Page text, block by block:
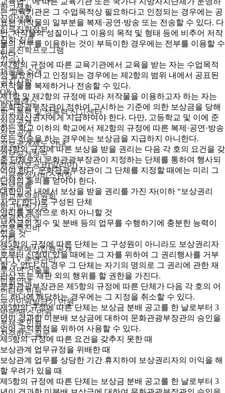
학교생활
신앙생활
진로진학정보
진학·진로
진로진학프로그램
기숙사
채움뜰 소개
공지사항
Q&A
wee클래스
학교폭력 및 성폭력 신고센터
정보공개
정보공개
정보공개제도 안내
정보공개청구
행정정보공표(알리미)
교육행정서비스현장
정보목록
학교운영위원회
학교발전기금
예결산정보
업무추진비
기타
운동부예산집행공개
CCTV 운영관리
무석면 건출물
민원안내
인터넷 민원
무인민원발급기 민원
방문/팩스 민원
우체국 민원
자주하는 질문
는 교육기관은 그 수업목적상 필요하다고 인정되는 경우에는 공
표된 저작물의 일부분을 복제·공연·방송 또는 전송할 수 있다. 다
만, 저작물의 성질이나 그 이용의 목적 및 형태 등에 비추어 저작
물의 전부를 이용하는 것이 부득이한 경우에는 전부를 이용할 수
있다.
제2항의 규정에 따른 교육기관에서 교육을 받는 자는 수업목적
상 필요하다고 인정되는 경우에는 제2항의 범위 내에서 공표된
저작물을 복제하거나 전송할 수 있다.
제1항 및 제2항의 규정에 따라 저작물을 이용하고자 하는 자는
문화관광부장관이 정하여 고시하는 기준에 의한 보상금을 당해
저작재산권자에게 지급하여야 한다. 다만, 고등학교 및 이에 준
하는 학교 이하의 학교에서 제2항의 규정에 따른 복제·공연·방송
또는 전송을 하는 경우에는 보상금을 지급하지 아니한다.
제4항의 규정에 따른 보상을 받을 권리는 다음 각 호의 요건을 갖
춘 단체로서 문화관광부장관이 지정하는 단체를 통하여 행사되
어야 한다. 문화관광부장관이 그 단체를 지정할 때에는 미리 그
단체의 동의를 얻어야 한다.
대한민국 내에서 보상을 받을 권리를 가진 자(이하 “보상권리
자”라 한다)로 구성된 단체
영리를 목적으로 하지 아니할 것
보상금의 징수 및 분배 등의 업무를 수행하기에 충분한 능력이
있을 것
제5항의 규정에 따른 단체는 그 구성원이 아니라도 보상권리자
로부터 신청이 있을 때에는 그 자를 위하여 그 권리행사를 거부
할 수 없다. 이 경우 그 단체는 자기의 명의로 그 권리에 관한 재
판상 또는 재판 외의 행위를 할 권한을 가진다.
문화관광부장관은 제5항의 규정에 따른 단체가 다음 각 호의 어
느 하나에 해당하는 경우에는 그 지정을 취소할 수 있다.
제5항의 규정에 따른 단체는 보상금 분배 공고를 한 날로부터 3
년이 경과한 미분배 보상금에 대하여 문화관광부장관의 승인을
얻어 공익목적을 위하여 사용할 수 있다.
제5항의 규정에 따른 요건을 갖추지 못한 때
보상관계 업무규정을 위배한 때
보상관계 업무를 상당한 기간 휴지하여 보상권리자의 이익을 해
할 우려가 있을 때
제5항의 규정에 따른 단체는 보상금 분배 공고를 한 날로부터 3